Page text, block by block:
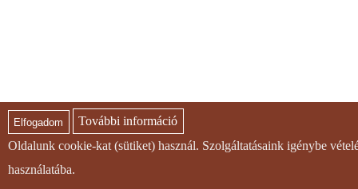
Elfogadom
További információ
Oldalunk cookie-kat (sütiket) használ. Szolgáltatásaink igénybe
használatába.